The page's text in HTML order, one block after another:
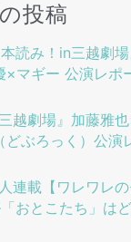
投稿
読み！in三越劇
マギー 公演レポ
越劇場』加藤雅
ぶろっく）公演
連載【ワレワレ
おとこたち」は